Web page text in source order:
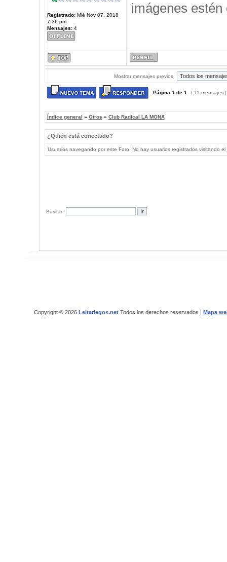
Registrado:Mié Nov 07, 2018
7:36 pm
Mensajes:4
imágenes
Mostrar mensajes previos:
Página 1 de 1 [ 11 mensajes
Índice general » Otros » Club Radical LA MONA
¿Quién está conectado?
Usuarios navegando por este Foro: No hay usuarios registrados visitando
Buscar:
Copyright © 2026 Leitariegos.netTodos los derechos reservados | Mapa